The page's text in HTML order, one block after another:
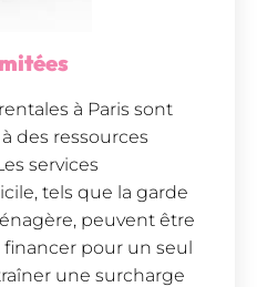
à Paris sont
des ressources
services
tels que la garde
peuvent être
pour un seul
une surcharge